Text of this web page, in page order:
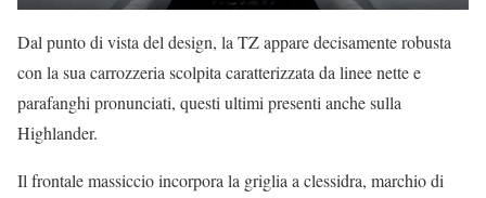
Dal punto di vista del design, la TZ appare decisamente robusta
con la sua carrozzeria scolpita caratterizzata da linee nette e
parafanghi pronunciati, questi ultimi presenti anche sulla
Highlander.
Il frontale massiccio incorpora la griglia a clessidra, marchio di